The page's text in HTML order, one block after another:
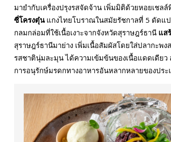
มายำกับเครื่องปรุงรสจัดจ้าน เพิ่มมิติด้วยหอยเช
ซี่โครงตุ๋น แกงไทยโบราณในสมัยรัชกาลที่ 5 ดัดแ
กลมกล่อมที่ใช้เนื้อเงาะจากจังหวัดสุราษฎร์ธานี แส
สุราษฎร์ธานีมาย่าง เพิ่มเนื้อสัมผัสโดยใส่ปลากะพ
รสชาตินุ่มละมุน ได้ความเข้มข้นของเนื้อแดดเดี
การอนุรักษ์มรดกทางอาหารอันหลากหลายของปร